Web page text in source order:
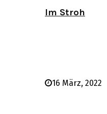
Im Stroh
16 März, 2022